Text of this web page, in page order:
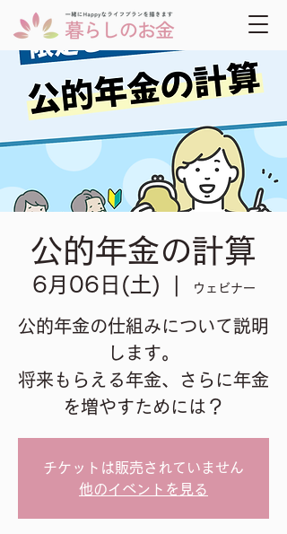
公的年金の計算
6月06日(土) ウェビナー
公的年金の仕組みについて説明
します。
将来もらえる年金、さらに年金
を増やすためには？
チケットは販売されていません
他のイベントを見る